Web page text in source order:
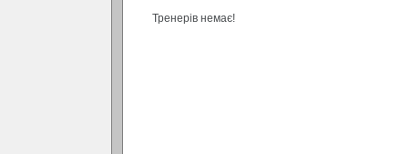
Тренерів немає!